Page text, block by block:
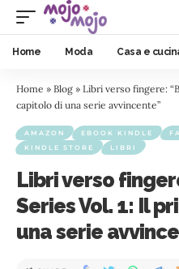
Home Moda Casa e
Home » Blog » Libri verso fingere:
capitolo di una serie avvincente”
AMAZON EBOOK KINDLE
KINDLE STORE
LIBRI
Libri verso
Series Vol. 1: Il
una serie